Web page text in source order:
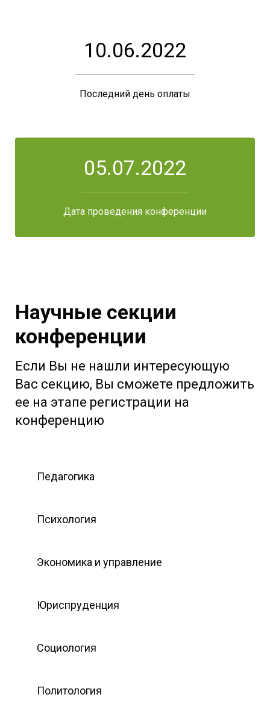
10.06.2022
Последний день оплаты
05.07.2022
Дата проведения конференции
Научные секции
конференции
Если Вы не нашли интересующую
Вас секцию, Вы сможете предложить
ее на этапе регистрации на
конференцию
Педагогика
Психология
Экономика и управление
Юриспруденция
Социология
Политология